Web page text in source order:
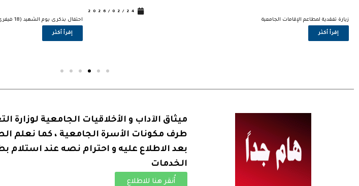
2026/02/24
زيارة تفقدية لمطاعم الإقامات الجامعية
إقرأ أكثر
احتفال بذكرى يوم الشهيد (18 فيفري)
إقرأ أكثر
ميثاق الآداب و الأخلاقيات الجامعية لوزارة
طرف مكونات الأسرة الجامعية ، كما نعلم
بعد الاطلاع عليه و احترام نصه عند استلام
الخدمات
أُنقر هنا للاطلاع